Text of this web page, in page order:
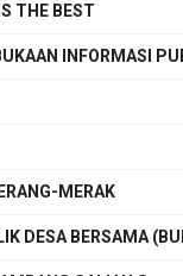
THE BEST
INFORMASI
MERAK
DESA BERSAMA